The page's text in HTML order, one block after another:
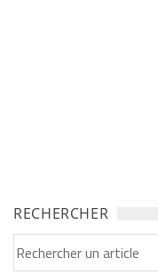
RECHERCHER